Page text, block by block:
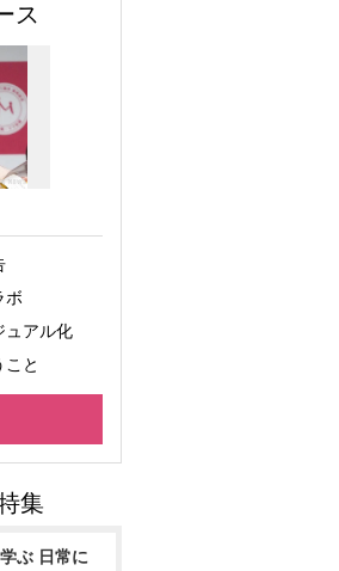
ス
ボ
ュアル化
と
ぶ 日常に